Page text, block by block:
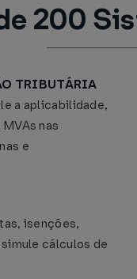
200
TRIBUTÁRIA
a aplicabilidade,
nas
e
isenções,
cálculos de